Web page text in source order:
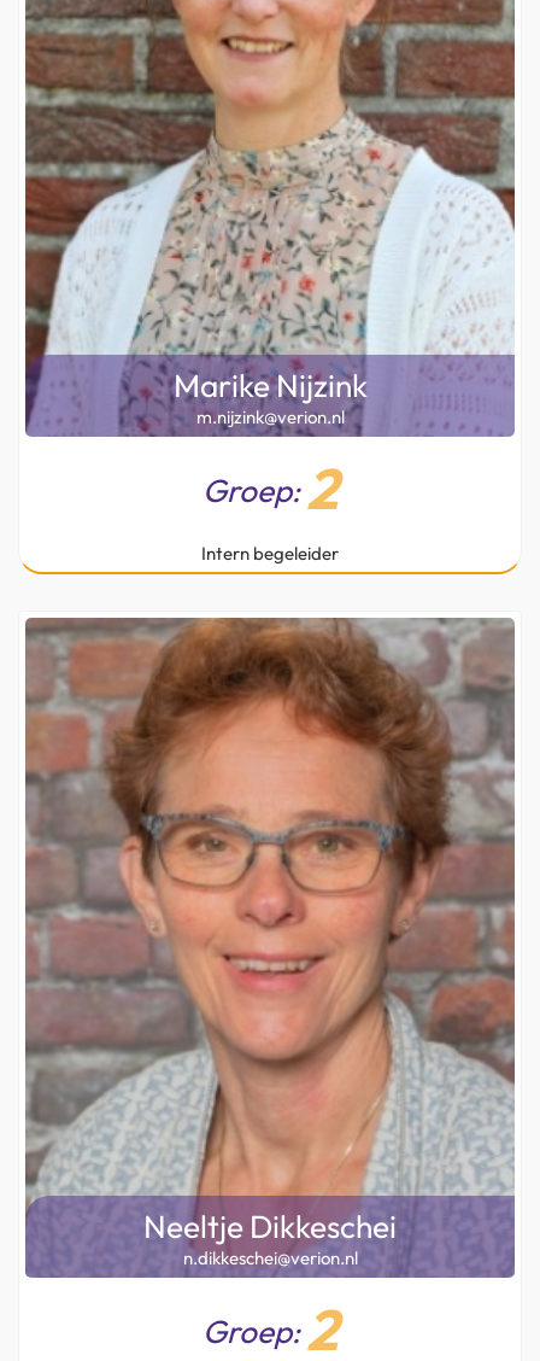
Marike Nijzink
m.nijzink@verion.nl
Groep:2
Intern begeleider
Neeltje Dikkeschei
n.dikkeschei@verion.nl
Groep:2